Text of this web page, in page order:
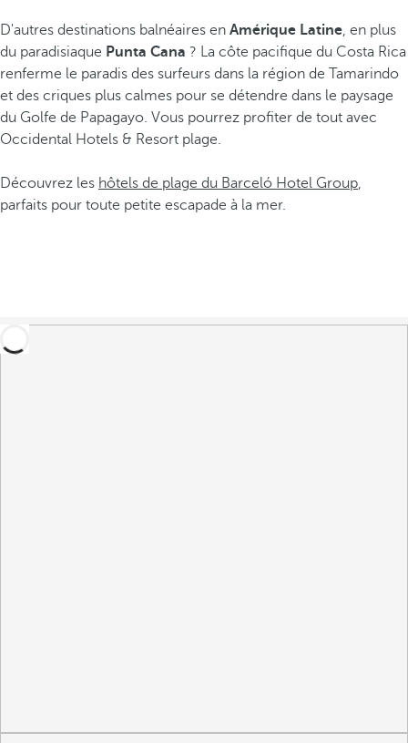
D'autres destinations balnéaires en Amérique Latine, en plus
du paradisiaque Punta Cana ? La côte pacifique du Costa Rica
renferme le paradis des surfeurs dans la région de Tamarindo
et des criques plus calmes pour se détendre dans le paysage
du Golfe de Papagayo. Vous pourrez profiter de tout avec
Occidental Hotels & Resort plage.
Découvrez les hôtels de plage du Barceló Hotel Group,
parfaits pour toute petite escapade à la mer.